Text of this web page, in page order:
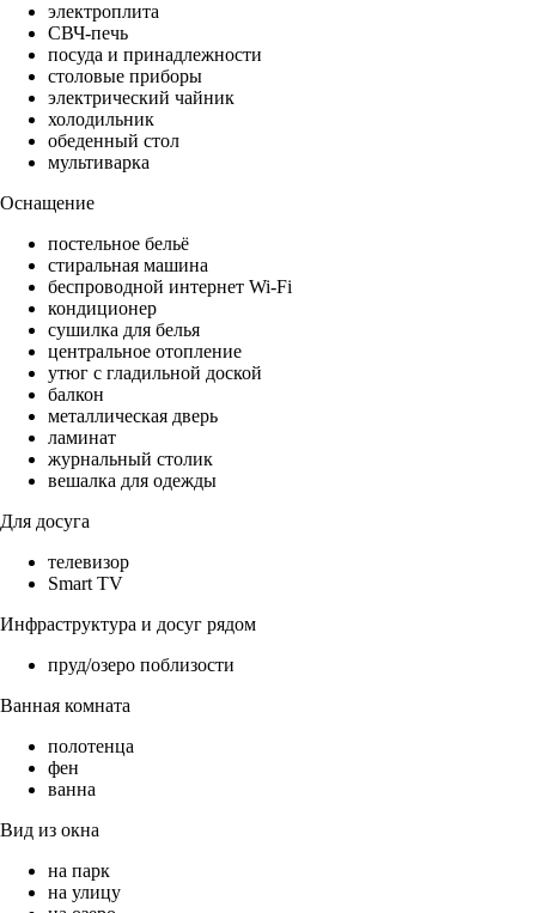
электроплита
СВЧ-печь
посуда и принадлежности
столовые приборы
электрический чайник
холодильник
обеденный стол
мультиварка
Оснащение
постельное бельё
стиральная машина
беспроводной интернет Wi-Fi
кондиционер
сушилка для белья
центральное отопление
утюг с гладильной доской
балкон
металлическая дверь
ламинат
журнальный столик
вешалка для одежды
Для досуга
телевизор
Smart TV
Инфраструктура и досуг рядом
пруд/озеро поблизости
Ванная комната
полотенца
фен
ванна
Вид из окна
на парк
на улицу